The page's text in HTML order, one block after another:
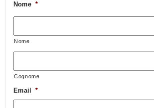
Nome *
Nome
Cognome
Email *